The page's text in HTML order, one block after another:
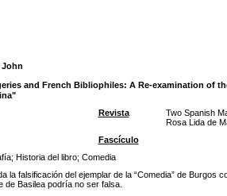
John
and French Bibliophiles: A Re-examination of
Revista
Two Spanish
Rosa Lida de
Fascículo
; Historia del libro; Comedia
la falsificación del ejemplar de la “Comedia” de
de Basilea podría no ser falsa.